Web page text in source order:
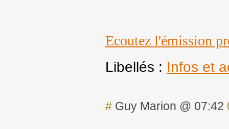
Ecoutez l'émission
Libellés : Infos et
#Guy Marion @ 07:42